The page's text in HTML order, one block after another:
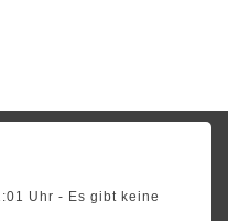
Uhr - Es gibt keine